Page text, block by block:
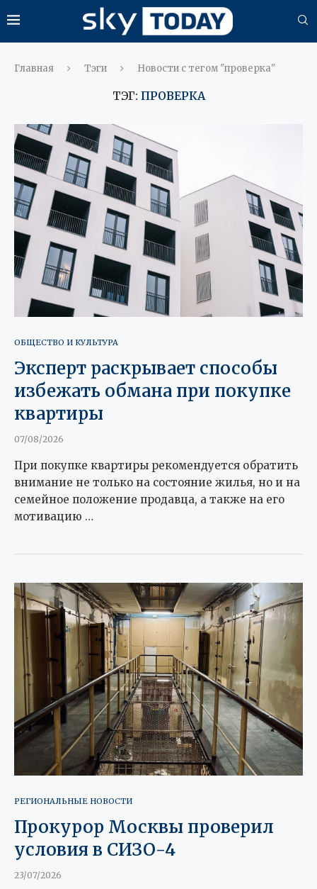
Главная Тэги Новости с тегом "проверка"
ТЭГ: ПРОВЕРКА
ОБЩЕСТВО И КУЛЬТУРА
Эксперт раскрывает способы
избежать обмана при покупке
квартиры
07/08/2026
При покупке квартиры рекомендуется обратить
внимание не только на состояние жилья, но и на
семейное положение продавца, а также на его
мотивацию …
РЕГИОНАЛЬНЫЕ НОВОСТИ
Прокурор Москвы проверил
условия в СИЗО-4
23/07/2026